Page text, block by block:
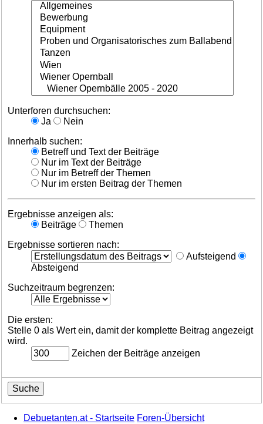
Unterforen durchsuchen:
Ja
Nein
Innerhalb suchen:
Betreff und Text der Beiträge
Nur im Text der Beiträge
Nur im Betreff der Themen
Nur im ersten Beitrag der Themen
Ergebnisse anzeigen als:
Beiträge
Themen
Ergebnisse sortieren nach:
Aufsteigend
Absteigend
Suchzeitraum begrenzen:
Die ersten:
Stelle 0 als Wert ein, damit der komplette Beitrag angezeigt
wird.
Zeichen der Beiträge anzeigen
Debuetanten.at - Startseite Foren-Übersicht